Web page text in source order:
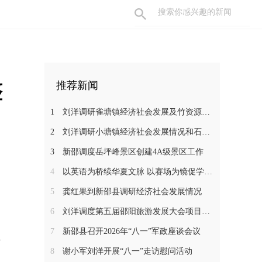
推荐新闻
1 刘洋调研雀塘镇经济社会发展及竹资源综合循环利用项目推进工作
2 刘洋调研小塘镇经济社会发展情况和石马江流域农文旅项目
3 新邵调度岳坪峰景区创建4A级景区工作
4 以英语为桥续华夏文脉 以赛场为镜促学子成长——新邵一中学子在省级 “用英语讲中国故事”大赛中斩获佳绩
5 龚红果到新邵县调研经济社会发展情况
6 刘洋调度第五届邵阳旅游发展大会项目建设工作
7 新邵县召开2026年“八一”军政座谈会议
8 谢小军刘洋开展“八一”走访慰问活动